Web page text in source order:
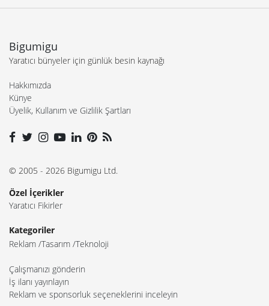
Bigumigu
Yaratıcı bünyeler için günlük besin kaynağı
Hakkımızda
Künye
Üyelik, Kullanım ve Gizlilik Şartları
© 2005 - 2026 Bigumigu Ltd.
Özel İçerikler
Yaratıcı Fikirler
Kategoriler
Reklam Tasarım Teknoloji
Çalışmanızı gönderin
İş ilanı yayınlayın
Reklam ve sponsorluk seçeneklerini inceleyin